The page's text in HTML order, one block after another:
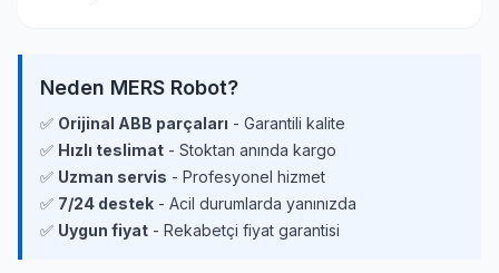
Neden MERS Robot?
✅ Orijinal ABB parçaları - Garantili kalite
✅ Hızlı teslimat - Stoktan anında kargo
✅ Uzman servis - Profesyonel hizmet
✅ 7/24 destek - Acil durumlarda yanınızda
✅ Uygun fiyat - Rekabetçi fiyat garantisi